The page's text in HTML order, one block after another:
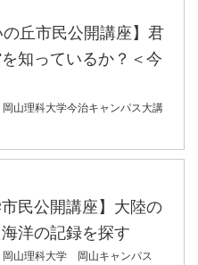
の丘市民公開講座】君
知っているか？＜今
岡山理科大学今治キャンパス大講
市民公開講座】大陸の
洋の記録を探す
岡山理科大学 岡山キャンパス